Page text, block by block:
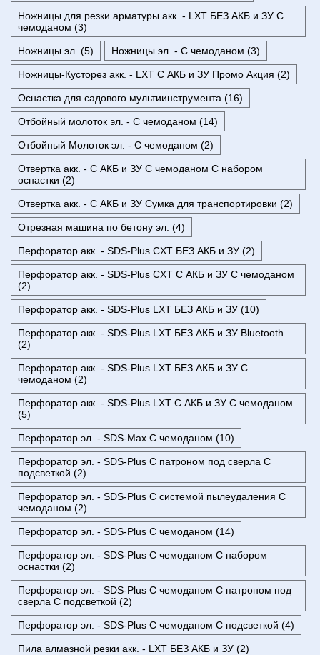
Ножницы для резки арматуры акк. - LXT БЕЗ АКБ и ЗУ С
чемоданом (3)
Ножницы эл. (5) Ножницы эл. - С чемоданом (3)
Ножницы-Кусторез акк. - LXT С АКБ и ЗУ Промо Акция (2)
Оснастка для садового мультиинструмента (16)
Отбойный молоток эл. - С чемоданом (14)
Отбойный Молоток эл. - С чемоданом (2)
Отвертка акк. - С АКБ и ЗУ С чемоданом С набором
оснастки (2)
Отвертка акк. - С АКБ и ЗУ Сумка для транспортировки (2)
Отрезная машина по бетону эл. (4)
Перфоратор акк. - SDS-Plus CXT БЕЗ АКБ и ЗУ (2)
Перфоратор акк. - SDS-Plus CXT С АКБ и ЗУ С чемоданом
(2)
Перфоратор акк. - SDS-Plus LXT БЕЗ АКБ и ЗУ (10)
Перфоратор акк. - SDS-Plus LXT БЕЗ АКБ и ЗУ Bluetooth
(2)
Перфоратор акк. - SDS-Plus LXT БЕЗ АКБ и ЗУ С
чемоданом (2)
Перфоратор акк. - SDS-Plus LXT С АКБ и ЗУ С чемоданом
(5)
Перфоратор эл. - SDS-Max С чемоданом (10)
Перфоратор эл. - SDS-Plus С патроном под сверла С
подсветкой (2)
Перфоратор эл. - SDS-Plus С системой пылеудаления С
чемоданом (2)
Перфоратор эл. - SDS-Plus С чемоданом (14)
Перфоратор эл. - SDS-Plus С чемоданом С набором
оснастки (2)
Перфоратор эл. - SDS-Plus С чемоданом С патроном под
сверла С подсветкой (2)
Перфоратор эл. - SDS-Plus С чемоданом С подсветкой (4)
Пила алмазной резки акк. - LXT БЕЗ АКБ и ЗУ (2)